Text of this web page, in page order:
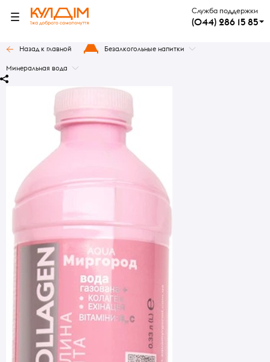
Служба поддержки
(044) 286 15 85
Назад к главной Безалкогольные напитки
Минеральная вода